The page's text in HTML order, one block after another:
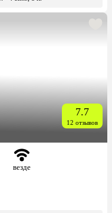
7.7
12 отзывов
везде